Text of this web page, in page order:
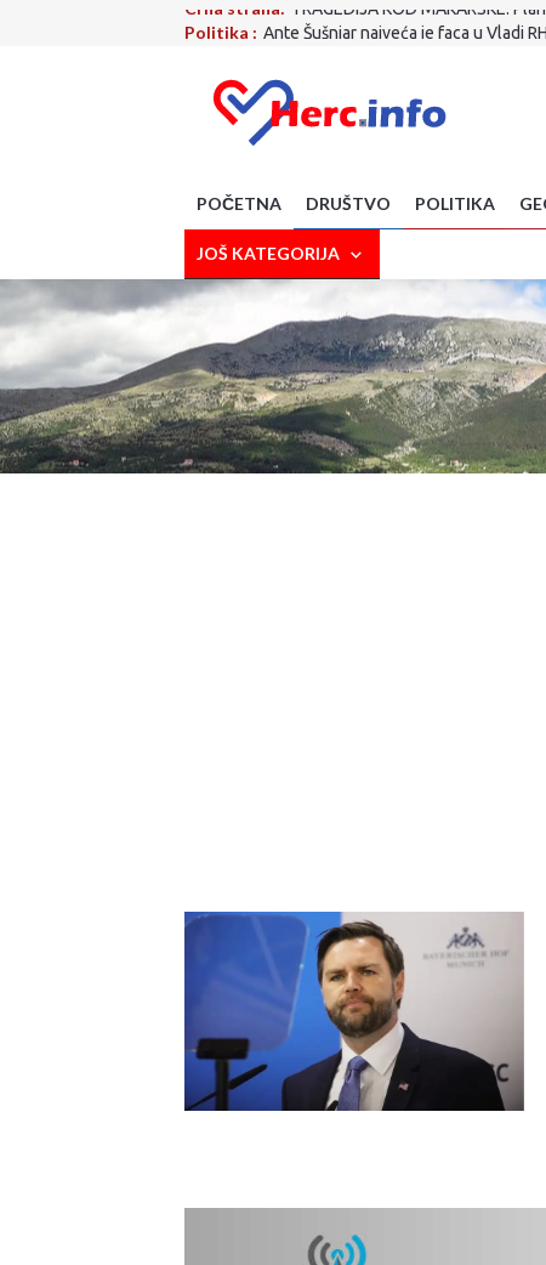
Politika : Ante Šušnjar najveća je faca u Vladi
Društvo:
Sport: Evo gdje ide Dalić! S njim stiže i Ćorluka!
Sport: Završen krizni sastanak FIFA-e: Evo
Poljoprivreda:
Gospodarstvo : Napustio nas je veliki Drago
SciTech: Upozorenje za korisnike WhatsAppa:
Crna strana:
POČETNA DRUŠTVO POLITIKA
JOŠ KATEGORIJA